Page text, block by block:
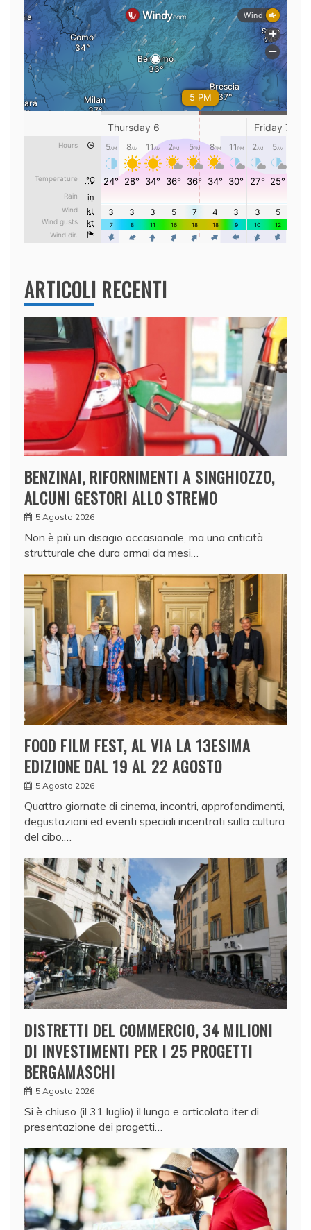
ARTICOLI RECENTI
BENZINAI, RIFORNIMENTI A SINGHIOZZO,
ALCUNI GESTORI ALLO STREMO
5 Agosto 2026
Non è più un disagio occasionale, ma una criticità
strutturale che dura ormai da mesi…
FOOD FILM FEST, AL VIA LA 13ESIMA
EDIZIONE DAL 19 AL 22 AGOSTO
5 Agosto 2026
Quattro giornate di cinema, incontri, approfondimenti,
degustazioni ed eventi speciali incentrati sulla cultura
del cibo.…
DISTRETTI DEL COMMERCIO, 34 MILIONI
DI INVESTIMENTI PER I 25 PROGETTI
BERGAMASCHI
5 Agosto 2026
Si è chiuso (il 31 luglio) il lungo e articolato iter di
presentazione dei progetti…